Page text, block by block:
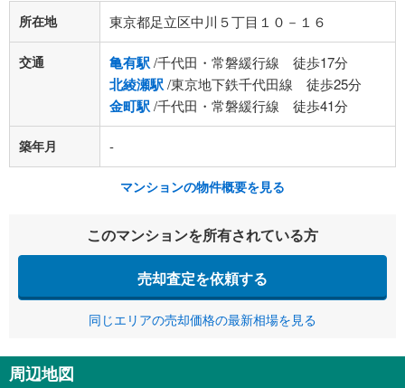
所在地 東京都足立区中川５丁目１０－１６
交通 亀有駅/千代田・常磐緩行線 徒歩17分
北綾瀬駅/東京地下鉄千代田線 徒歩25分
金町駅/千代田・常磐緩行線 徒歩41分
築年月 -
マンションの物件概要を見る
このマンションを所有されている方
売却査定を依頼する
同じエリアの売却価格の最新相場を見る
周辺地図